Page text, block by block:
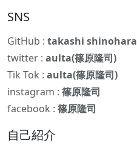
SNS
GitHub : takashi shinohara
twitter : aulta(篠原隆司)
Tik Tok : aulta(篠原隆司)
instagram : 篠原隆司
facebook : 篠原隆司
自己紹介